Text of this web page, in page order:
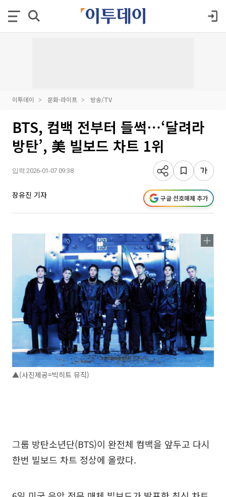
이투데이 문화·라이프 방송/TV
BTS, 컴백 전부터 들썩⋯‘달려라
방탄’, 美 빌보드 차트 1위
입력 2026-01-07 09:38
장유진 기자 구글 선호매체 추가
▲(사진제공=빅히트 뮤직)
그룹 방탄소년단(BTS)이 완전체 컴백을 앞두고 다시
한번 빌보드 차트 정상에 올랐다.